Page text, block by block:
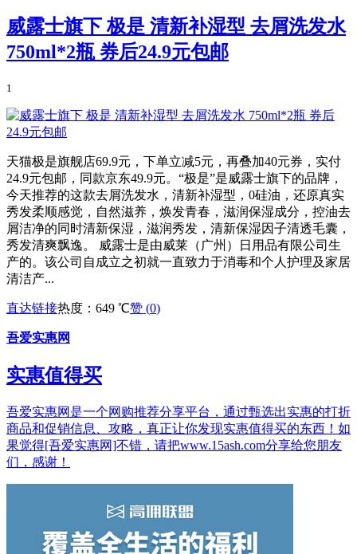
威露士旗下 极是 清新补湿型 去屑洗发水
750ml*2瓶 券后24.9元包邮
1
天猫极是旗舰店69.9元，下单立减5元，再叠加40元券，实付
24.9元包邮，同款京东49.9元。“极是”是威露士旗下的品牌，
今天推荐的这款去屑洗发水，清新补湿型，0硅油，还原真实
秀发柔顺感觉，自然滋养，焕发青春，滋润保湿成分，控油去
屑洁净的同时清新保湿，滋润秀发，清新保湿因子清透毛囊，
秀发清爽飘逸。 威露士是由威莱（广州）日用品有限公司生
产的。该公司自成立之初就一直致力于消毒和个人护理及家居
清洁产...
直达链接热度：649 ℃赞 (0)
吾爱实惠网
实惠值得买
吾爱实惠网是一个网购推荐分享平台，通过甄选出实惠的打折
商品和促销信息、攻略，真正让你发现实惠值得买的东西！如
果觉得[吾爱实惠网]不错，请把www.15ash.com分享给您朋友
们，感谢！